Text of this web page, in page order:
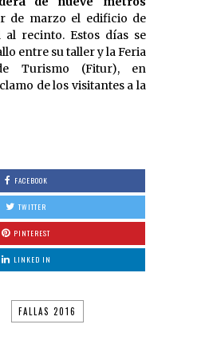
de marzo el edificio de
al recinto. Estos días se
entre su taller y la Feria
Turismo (Fitur), en
de los visitantes a la
FACEBOOK
TWITTER
PINTEREST
LINKED IN
FALLAS 2016